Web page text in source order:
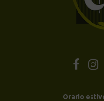
Orario